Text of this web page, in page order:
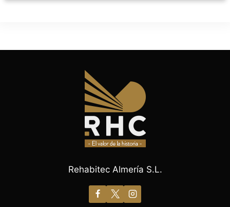
Rehabitec Almería S.L.